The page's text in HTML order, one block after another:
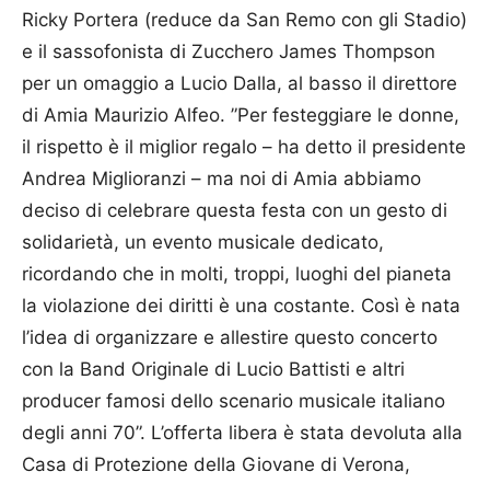
Ricky Portera (reduce da San Remo con gli Stadio)
e il sassofonista di Zuc­chero James Thompson
per un omaggio a Lucio Dalla, al basso il direttore
di Amia Maurizio Alfeo. ”Per festeggiare le donne,
il ri­spetto è il miglior regalo – ha detto il presidente
Andrea Miglioranzi – ma noi di Amia abbiamo
deciso di celebrare questa festa con un gesto di
solidarietà, un evento musicale dedicato,
ricordando che in molti, troppi, luoghi del pianeta
la violazione dei diritti è una costante. Così è nata
l’idea di organizzare e allestire questo concerto
con la Band Originale di Lucio Battisti e altri
producer famosi dello scenario musicale italiano
degli anni 70”. L’offerta libera è stata devoluta alla
Casa di Protezione della Giovane di Verona,